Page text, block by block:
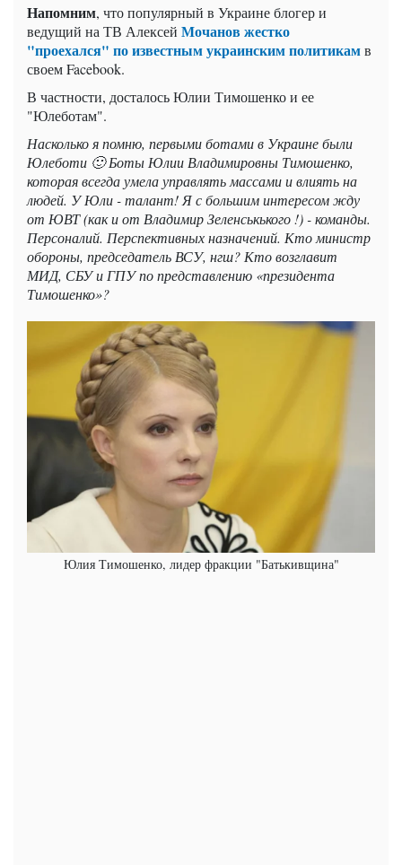
Напомним, что популярный в Украине блогер и
ведущий на ТВ Алексей Мочанов жестко
"проехался" по известным украинским политикамв
своем Facebook.
В частности, досталось Юлии Тимошенко и ее
"Юлеботам".
Насколько я помню, первыми ботами в Украине были
Юлеботи 🙂 Боты Юлии Владимировны Тимошенко,
которая всегда умела управлять массами и влиять на
людей. У Юли - талант! Я с большим интересом жду
от ЮВТ (как и от Владимир Зеленськького !) - команды.
Персоналий. Перспективных назначений. Кто министр
обороны, председатель ВСУ, нгш? Кто возглавит
МИД, СБУ и ГПУ по представлению «президента
Тимошенко»?
Юлия Тимошенко, лидер фракции "Батькивщина"